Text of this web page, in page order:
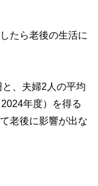
たら老後の生活に
、夫婦2人の平均
年度）を得る
老後に影響が出な